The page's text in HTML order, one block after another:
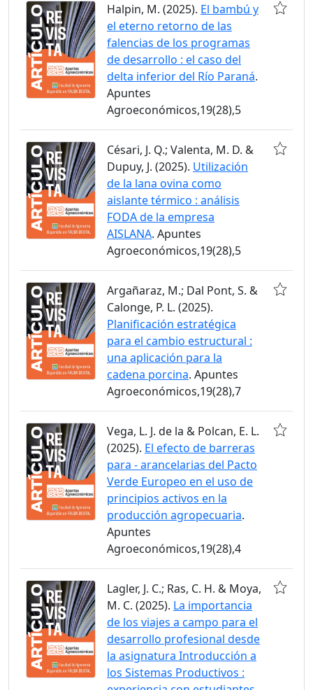
Halpin, M. (2025). El bambú y
el eterno retorno de las
falencias de los programas
de desarrollo : el caso del
delta inferior del Río Paraná.
Apuntes
Agroeconómicos,19(28),5
Césari, J. Q.; Valenta, M. D. &
Dupuy, J. (2025). Utilización
de la lana ovina como
aislante térmico : análisis
FODA de la empresa
AISLANA. Apuntes
Agroeconómicos,19(28),5
Argañaraz, M.; Dal Pont, S. &
Calonge, P. L. (2025).
Planificación estratégica
para el cambio estructural :
una aplicación para la
cadena porcina. Apuntes
Agroeconómicos,19(28),7
Vega, L. J. de la & Polcan, E. L.
(2025). El efecto de barreras
para - arancelarias del Pacto
Verde Europeo en el uso de
principios activos en la
producción agropecuaria.
Apuntes
Agroeconómicos,19(28),4
Lagler, J. C.; Ras, C. H. & Moya,
M. C. (2025). La importancia
de los viajes a campo para el
desarrollo profesional desde
la asignatura Introducción a
los Sistemas Productivos :